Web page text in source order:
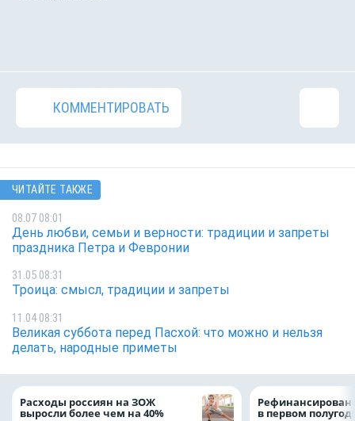
КОММЕНТИРОВАТЬ
ЧИТАЙТЕ ТАКЖЕ
08.07 08:01
День любви, семьи и верности: традиции и запреты
праздника Петра и Февронии
31.05 08:31
Троица: смысл, традиции и запреты
11.04 08:31
Великая суббота перед Пасхой: что можно и нельзя
делать, народные приметы
Расходы россиян на ЗОЖ
выросли более чем на 40% в первом